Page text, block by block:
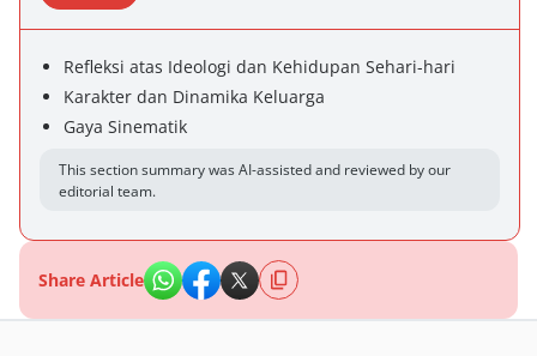
Refleksi atas Ideologi dan Kehidupan Sehari-hari
Karakter dan Dinamika Keluarga
Gaya Sinematik
This section summary was AI-assisted and reviewed by our
editorial team.
Share Article